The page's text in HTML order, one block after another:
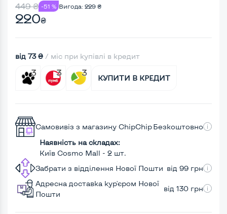
449₴ -51 % Вигода: 229 ₴
220₴
від 73 ₴ / міс при купівлі в кредит
КУПИТИ В КРЕДИТ
Самовивіз з магазину ChipChipБезкоштовно
Наявність на складах:
Київ Cosmo Mall - 2 шт.
Забрати з відділення Нової Пошти від 99 грн
Адресна доставка кур'єром Нової
Пошти
від 130 грн